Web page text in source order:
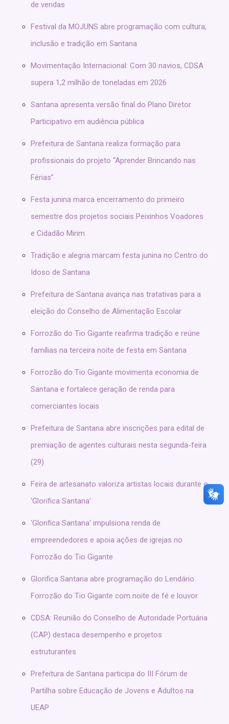
de vendas
Festival da MOJUNS abre programação com cultura,
inclusão e tradição em Santana
Movimentação Internacional: Com 30 navios, CDSA
supera 1,2 milhão de toneladas em 2026
Santana apresenta versão final do Plano Diretor
Participativo em audiência pública
Prefeitura de Santana realiza formação para
profissionais do projeto “Aprender Brincando nas
Férias”
Festa junina marca encerramento do primeiro
semestre dos projetos sociais Peixinhos Voadores
e Cidadão Mirim
Tradição e alegria marcam festa junina no Centro do
Idoso de Santana
Prefeitura de Santana avança nas tratativas para a
eleição do Conselho de Alimentação Escolar
Forrozão do Tio Gigante reafirma tradição e reúne
famílias na terceira noite de festa em Santana
Forrozão do Tio Gigante movimenta economia de
Santana e fortalece geração de renda para
comerciantes locais
Prefeitura de Santana abre inscrições para edital de
premiação de agentes culturais nesta segunda-feira
(29)
Feira de artesanato valoriza artistas locais durante o
‘Glorifica Santana’
‘Glorifica Santana’ impulsiona renda de
empreendedores e apoia ações de igrejas no
Forrozão do Tio Gigante
Glorifica Santana abre programação do Lendário
Forrozão do Tio Gigante com noite de fé e louvor
CDSA: Reunião do Conselho de Autoridade Portuária
(CAP) destaca desempenho e projetos
estruturantes
Prefeitura de Santana participa do III Fórum de
Partilha sobre Educação de Jovens e Adultos na
UEAP